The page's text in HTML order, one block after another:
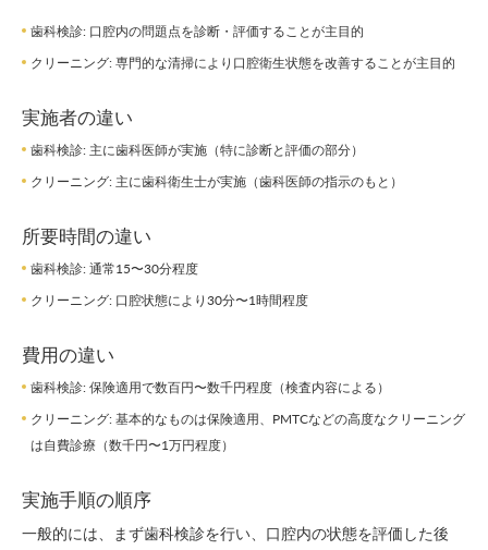
歯科検診: 口腔内の問題点を診断・評価することが主目的
クリーニング: 専門的な清掃により口腔衛生状態を改善することが主目的
実施者の違い
歯科検診: 主に歯科医師が実施（特に診断と評価の部分）
クリーニング: 主に歯科衛生士が実施（歯科医師の指示のもと）
所要時間の違い
歯科検診: 通常15〜30分程度
クリーニング: 口腔状態により30分〜1時間程度
費用の違い
歯科検診: 保険適用で数百円〜数千円程度（検査内容による）
クリーニング: 基本的なものは保険適用、PMTCなどの高度なクリーニング
は自費診療（数千円〜1万円程度）
実施手順の順序
一般的には、まず歯科検診を行い、口腔内の状態を評価した後